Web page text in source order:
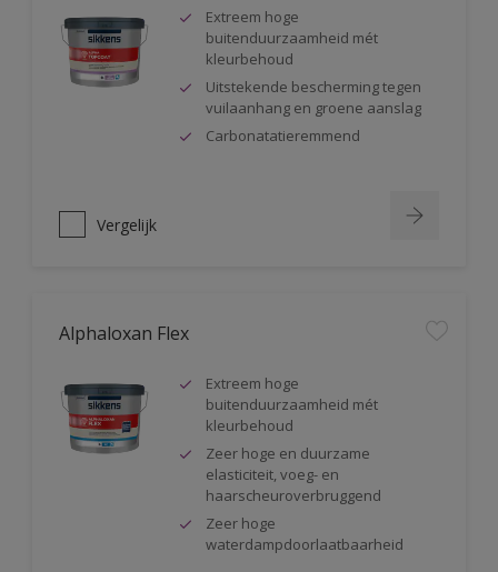
Extreem hoge
buitenduurzaamheid mét
kleurbehoud
Uitstekende bescherming tegen
vuilaanhang en groene aanslag
Carbonatatieremmend
Vergelijk
Alphaloxan Flex
Extreem hoge
buitenduurzaamheid mét
kleurbehoud
Zeer hoge en duurzame
elasticiteit, voeg- en
haarscheuroverbruggend
Zeer hoge
waterdampdoorlaatbaarheid